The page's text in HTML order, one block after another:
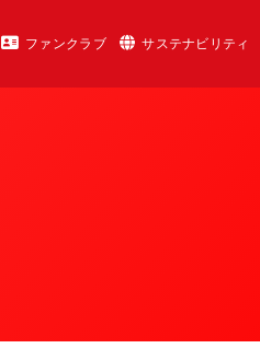
ファンクラブ サステナビリティ